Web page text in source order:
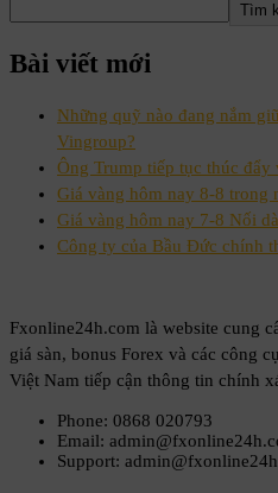
Tìm
Bài viết mới
Những quỹ nào đang nắm
Vingroup?
Ông Trump tiếp tục thúc đẩy
Giá vàng hôm nay 8-8 trong
Giá vàng hôm nay 7-8 Nối
Công ty của Bầu Đức chính
Fxonline24h.com là website cung
giá sàn, bonus Forex và các công
Việt Nam tiếp cận thông tin chính
Phone: 0868 020793
Email:
Support: